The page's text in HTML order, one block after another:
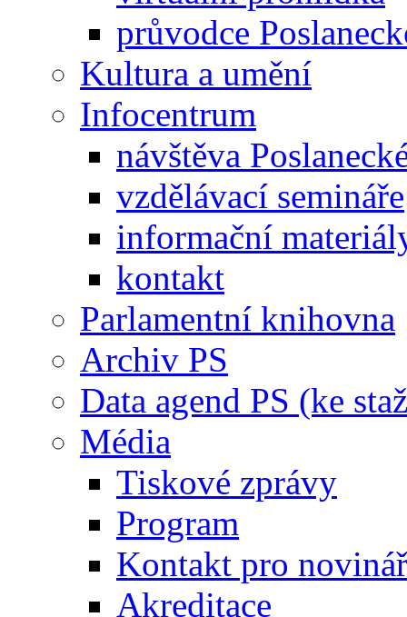
průvodce
Kultura a umění
Infocentrum
návštěva
vzdělávací semináře
informační
kontakt
Parlamentní knihovna
Archiv PS
Data agend PS (ke
Média
Tiskové zprávy
Program
Kontakt pro
Akreditace